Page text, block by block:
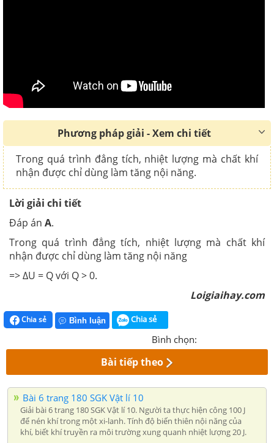
Phương pháp giải - Xem chi tiết
Trong quá trình đẳng tích, nhiệt lượng mà chất khí
nhận được chỉ dùng làm tăng nội năng.
Lời giải chi tiết
Đáp án A.
Trong quá trình đẳng tích, nhiệt lượng mà chất khí
nhận được chỉ dùng làm tăng nội năng
=>∆U = Q với Q > 0.
Loigiaihay.com
Chia sẻ Bình luận Chia sẻ
Bình chọn:
Bài tiếp theo
Bài 6 trang 180 SGK Vật lí 10
Giải bài 6 trang 180 SGK Vật lí 10. Người ta thực hiện công 100 J
để nén khí trong một xi-lanh. Tính độ biến thiên nội năng của
khí, biết khí truyền ra môi trường xung quanh nhiệt lượng 20 J.